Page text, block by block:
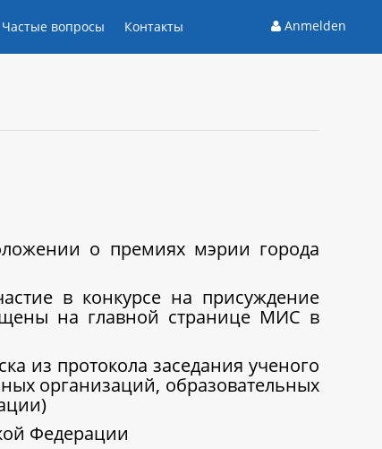
Частые вопросы Контакты Anmelden
о премиях мэрии города
в конкурсе на присуждение
на главной странице МИС в
из протокола заседания ученого
организаций, образовательных
Федерации